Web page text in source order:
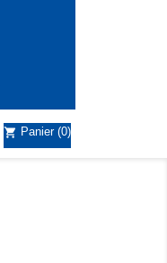
shopping_cart Panier (0)